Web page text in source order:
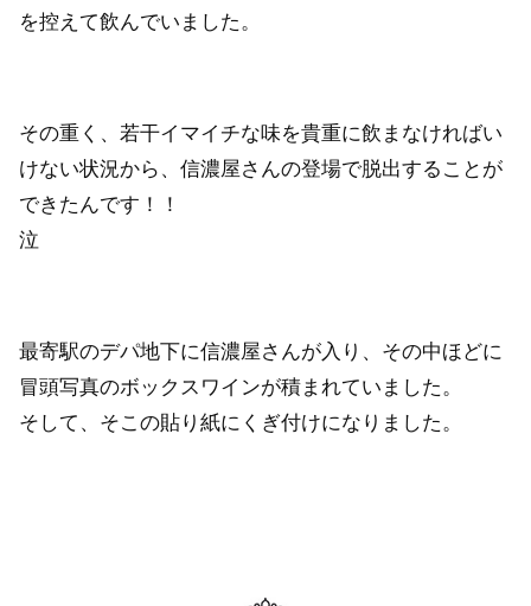
を控えて飲んでいました。
その重く、若干イマイチな味を貴重に飲まなければい
けない状況から、信濃屋さんの登場で脱出することが
できたんです！！
泣
最寄駅のデパ地下に信濃屋さんが入り、その中ほどに
冒頭写真のボックスワインが積まれていました。
そして、そこの貼り紙にくぎ付けになりました。